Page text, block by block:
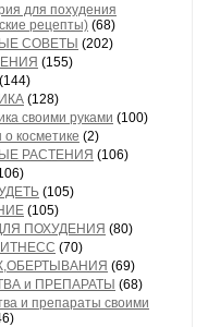
для похудения
рецепты) (68)
СОВЕТЫ (202)
(155)
(144)
(128)
своими руками (100)
косметике (2)
РАСТЕНИЯ (106)
(105)
(105)
ПОХУДЕНИЯ (80)
(70)
(69)
и ПРЕПАРАТЫ (68)
и препараты своими